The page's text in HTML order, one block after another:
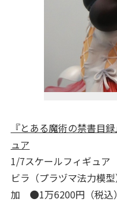
『とある魔術の禁書目
ュア
1/7スケールフィギュ
ビラ（プラヅマ法力模
加 ●1万6200円（税込